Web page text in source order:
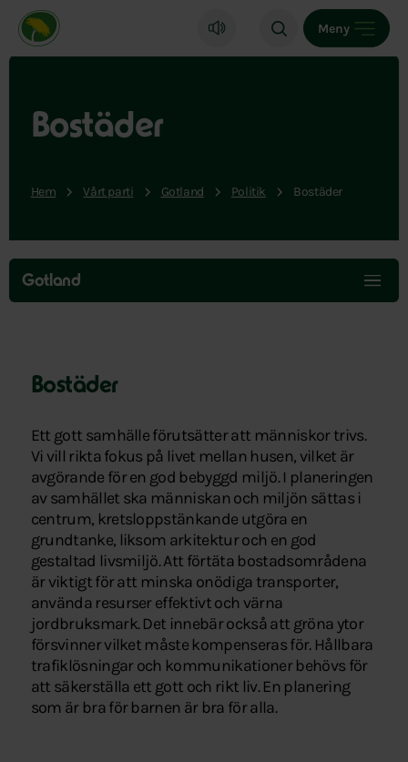
Miljöpartiet de gröna, startsida
Meny
Bostäder
Hem Vårt parti Gotland Politik Bostäder
Hoppa
över
menyn
Gotland
Bostäder
Ett gott samhälle förutsätter att människor trivs.
Vi vill rikta fokus på livet mellan husen, vilket är
avgörande för en god bebyggd miljö. I planeringen
av samhället ska människan och miljön sättas i
centrum, kretsloppstänkande utgöra en
grundtanke, liksom arkitektur och en god
gestaltad livsmiljö. Att förtäta bostadsområdena
är viktigt för att minska onödiga transporter,
använda resurser effektivt och värna
jordbruksmark. Det innebär också att gröna ytor
försvinner vilket måste kompenseras för. Hållbara
trafiklösningar och kommunikationer behövs för
att säkerställa ett gott och rikt liv. En planering
som är bra för barnen är bra för alla.